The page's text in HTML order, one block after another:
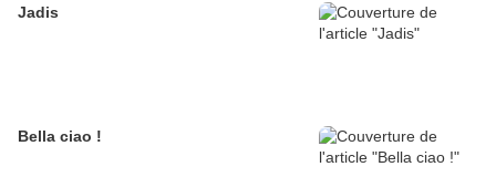
Jadis
Bella ciao !